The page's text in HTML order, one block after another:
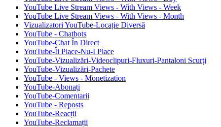
YouTube Live Stream Views - With Views - Week
YouTube Live Stream Views - With Views - Month
Vizualizatori YouTube-Locație Diversă
YouTube - Chatbots
YouTube-Chat În Direct
YouTube-Îi Place-Nu-I Place
YouTube-Vizualizări-Videoclipuri-Fluxuri-Pantaloni Scurți
YouTube-Vizualizări-Pachete
YouTube - Views - Monetization
YouTube-Abonați
YouTube-Comentarii
YouTube - Reposts
YouTube-Reacții
YouTube-Reclamații